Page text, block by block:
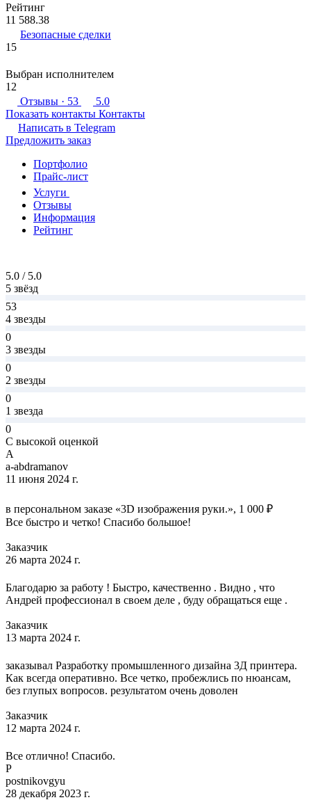
Рейтинг
11 588.38
Безопасные сделки
15
Выбран исполнителем
12
Отзывы · 53
5.0
Показать контакты Контакты
Написать в Telegram
Предложить заказ
Портфолио
Прайс-лист
Услуги
Отзывы
Информация
Рейтинг
5.0 / 5.0
5 звёзд
53
4 звезды
0
3 звезды
0
2 звезды
0
1 звезда
0
С высокой оценкой
A
a-abdramanov
11 июня 2024 г.
в персональном заказе «3D изображения руки.», 1 000 ₽
Все быстро и четко! Спасибо большое!
Заказчик
26 марта 2024 г.
Благодарю за работу ! Быстро, качественно . Видно , что
Андрей профессионал в своем деле , буду обращаться еще .
Заказчик
13 марта 2024 г.
заказывал Разработку промышленного дизайна 3Д принтера.
Как всегда оперативно. Все четко, пробежлись по нюансам,
без глупых вопросов. результатом очень доволен
Заказчик
12 марта 2024 г.
Все отлично! Спасибо.
P
postnikovgyu
28 декабря 2023 г.